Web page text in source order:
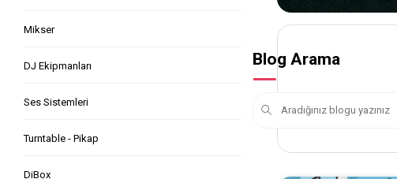
Mikser
DJ Ekipmanları
Ses Sistemleri
Turntable - Pikap
DiBox
Blog Arama